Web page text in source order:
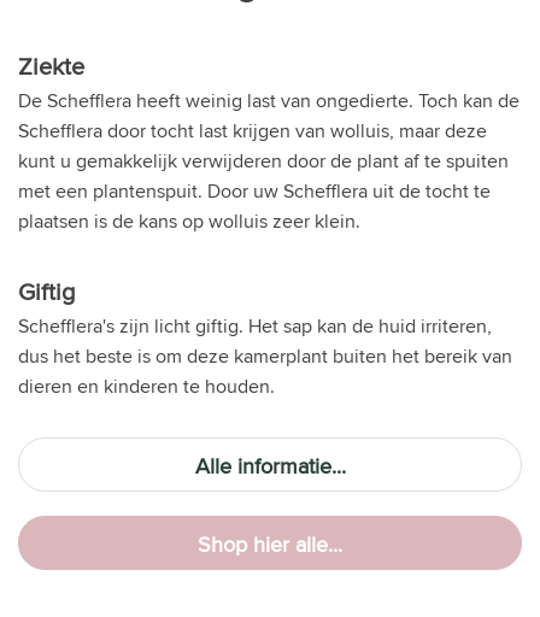
Ziekte
De Schefflera heeft weinig last van ongedierte. Toch kan de
Schefflera door tocht last krijgen van wolluis, maar deze
kunt u gemakkelijk verwijderen door de plant af te spuiten
met een plantenspuit. Door uw Schefflera uit de tocht te
plaatsen is de kans op wolluis zeer klein.
Giftig
Schefflera's zijn licht giftig. Het sap kan de huid irriteren,
dus het beste is om deze kamerplant buiten het bereik van
dieren en kinderen te houden.
Alle informatie...
Shop hier alle...